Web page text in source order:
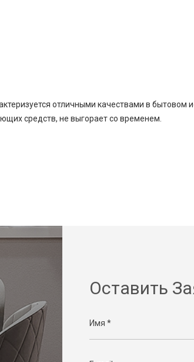
отличными качествами в бытовом
средств, не выгорает со временем.
Оставить